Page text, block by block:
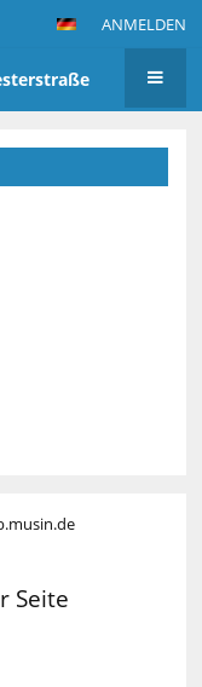
ANMELDEN
Seite